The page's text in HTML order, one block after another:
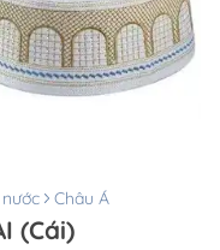
Châu Á
(Cái)